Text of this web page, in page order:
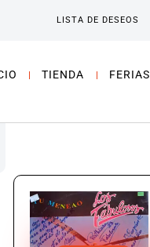
LISTA DE DESEOS
TIENDA FERIAS